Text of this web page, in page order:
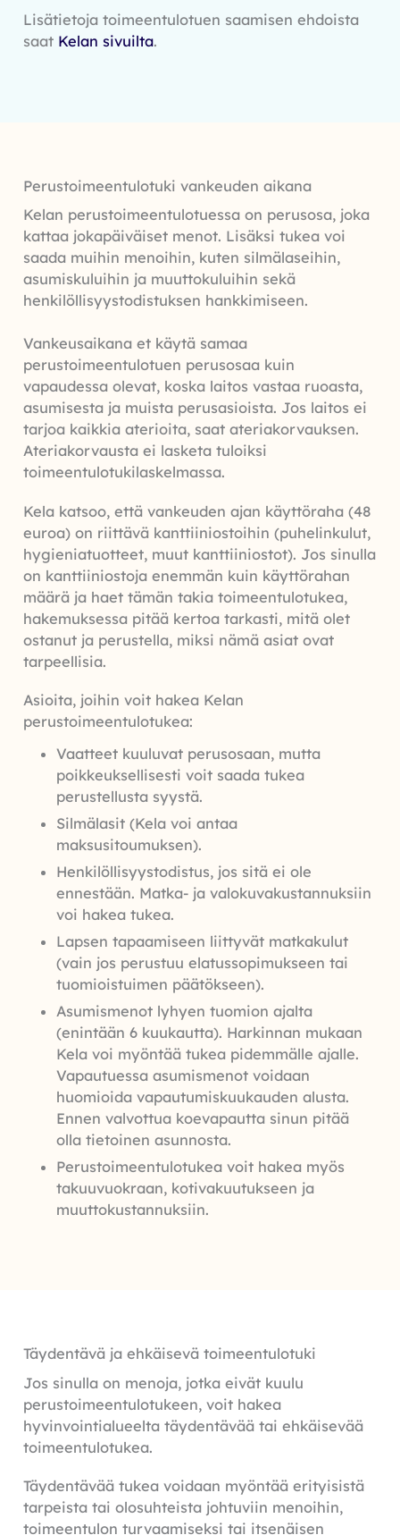
Lisätietoja toimeentulotuen saamisen ehdoista
saat Kelan sivuilta.
Perustoimeentulotuki vankeuden aikana
Kelan perustoimeentulotuessa on perusosa, joka
kattaa jokapäiväiset menot. Lisäksi tukea voi
saada muihin menoihin, kuten silmälaseihin,
asumiskuluihin ja muuttokuluihin sekä
henkilöllisyystodistuksen hankkimiseen.
Vankeusaikana et käytä samaa
perustoimeentulotuen perusosaa kuin
vapaudessa olevat, koska laitos vastaa ruoasta,
asumisesta ja muista perusasioista. Jos laitos ei
tarjoa kaikkia aterioita, saat ateriakorvauksen.
Ateriakorvausta ei lasketa tuloiksi
toimeentulotukilaskelmassa.
Kela katsoo, että vankeuden ajan käyttöraha (48
euroa) on riittävä kanttiiniostoihin (puhelinkulut,
hygieniatuotteet, muut kanttiiniostot). Jos sinulla
on kanttiiniostoja enemmän kuin käyttörahan
määrä ja haet tämän takia toimeentulotukea,
hakemuksessa pitää kertoa tarkasti, mitä olet
ostanut ja perustella, miksi nämä asiat ovat
tarpeellisia.
Asioita, joihin voit hakea Kelan
perustoimeentulotukea:
Vaatteet kuuluvat perusosaan, mutta
poikkeuksellisesti voit saada tukea
perustellusta syystä.
Silmälasit (Kela voi antaa
maksusitoumuksen).
Henkilöllisyystodistus, jos sitä ei ole
ennestään. Matka- ja valokuvakustannuksiin
voi hakea tukea.
Lapsen tapaamiseen liittyvät matkakulut
(vain jos perustuu elatussopimukseen tai
tuomioistuimen päätökseen).
Asumismenot lyhyen tuomion ajalta
(enintään 6 kuukautta). Harkinnan mukaan
Kela voi myöntää tukea pidemmälle ajalle.
Vapautuessa asumismenot voidaan
huomioida vapautumiskuukauden alusta.
Ennen valvottua koevapautta sinun pitää
olla tietoinen asunnosta.
Perustoimeentulotukea voit hakea myös
takuuvuokraan, kotivakuutukseen ja
muuttokustannuksiin.
Täydentävä ja ehkäisevä toimeentulotuki
Jos sinulla on menoja, jotka eivät kuulu
perustoimeentulotukeen, voit hakea
hyvinvointialueelta täydentävää tai ehkäisevää
toimeentulotukea.
Täydentävää tukea voidaan myöntää erityisistä
tarpeista tai olosuhteista johtuviin menoihin,
toimeentulon turvaamiseksi tai itsenäisen